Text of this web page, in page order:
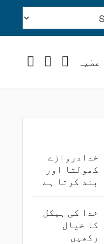
عطیہ Facebook
YouTube
خدادروازے
کھولتا اور
بند کرتا ہے
خدا کی ہیکل
کا خیال
رکھیں